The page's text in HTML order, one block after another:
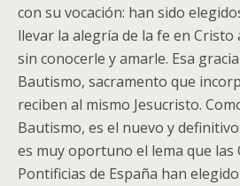
con su vocación: han sido
llevar la alegría de la fe en Cristo
sin conocerle y amarle. Esa
Bautismo, sacramento que
reciben al mismo Jesucristo.
Bautismo, es el nuevo y
es muy oportuno el lema que las
Pontificias de España han